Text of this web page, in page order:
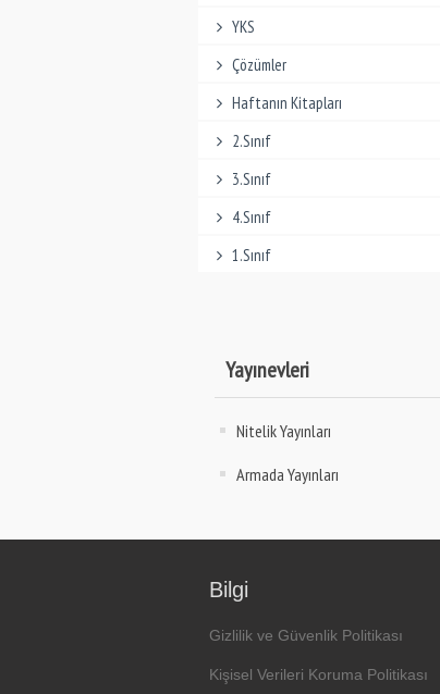
YKS
Çözümler
Haftanın Kitapları
2.Sınıf
3.Sınıf
4.Sınıf
1.Sınıf
Yayınevleri
Nitelik Yayınları
Armada Yayınları
Bilgi
Gizlilik ve Güvenlik Politikası
Kişisel Verileri Koruma Politikası